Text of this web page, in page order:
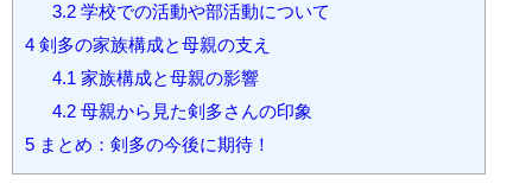
3.2学校での活動や部活動について
4 剣多の家族構成と母親の支え
4.1 家族構成と母親の影響
4.2母親から見た剣多さんの印象
5 まとめ：剣多の今後に期待！